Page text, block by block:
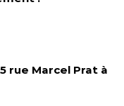
5 rue Marcel Prat à